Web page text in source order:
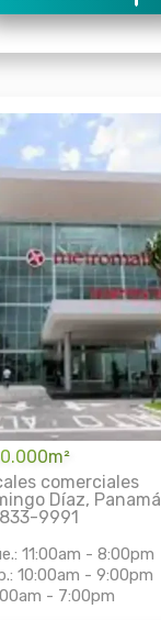
comerciales
Díaz, Panamá
9991
11:00am - 8:00pm
10:00am - 9:00pm
- 7:00pm